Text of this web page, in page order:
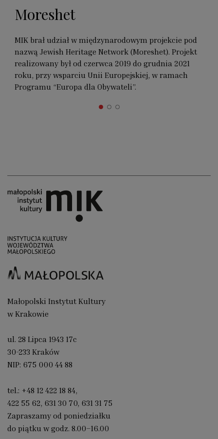
Moreshet
MIK brał udział w międzynarodowym projekcie pod
nazwą Jewish Heritage Network (Moreshet). Projekt
realizowany był od czerwca 2019 do grudnia 2021
roku, przy wsparciu Unii Europejskiej, w ramach
Programu “Europa dla Obywateli”.
Małopolski Instytut Kultury
w Krakowie
ul. 28 Lipca 1943 17c
30-233 Kraków
NIP: 675 000 44 88
tel.: +48 12 422 18 84,
422 55 62, 631 30 70, 631 31 75
Zapraszamy od poniedziałku
do piątku w godz. 8.00–16.00